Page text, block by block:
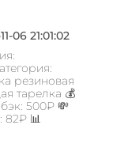
06 21:01:02
резиновая
тарелка 💰
500₽ 💸
82₽ 📊